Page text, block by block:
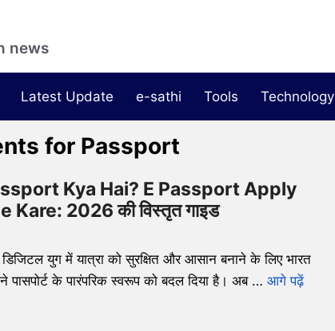
news
Latest Update e-sathi Tools Technology
for Passport
Kya Hai? E Passport Apply
Kare: 2026 की विस्तृत गाइड
युग में यात्रा को सुरक्षित और आसान बनाने के लिए भारत
पासपोर्ट के पारंपरिक स्वरूप को बदल दिया है। अब … आगे पढ़ें